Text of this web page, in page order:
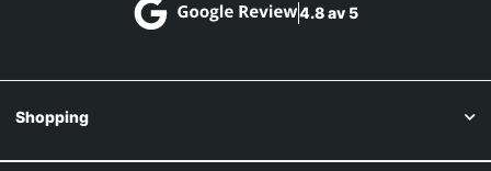
4.8 av 5
Shopping